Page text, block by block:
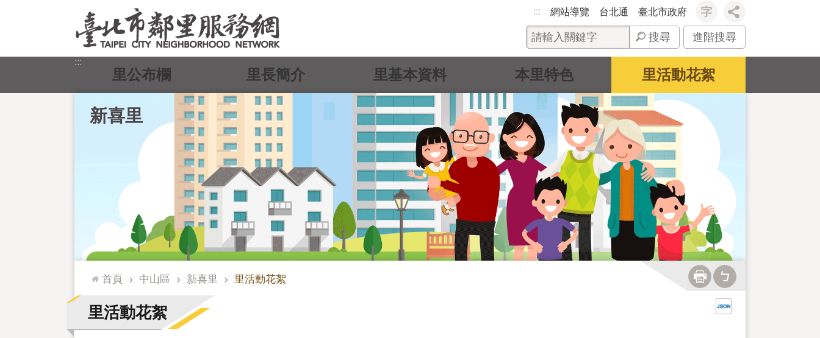
::: 網站導覽 台北通 臺北市政府
搜尋 進階搜尋
:::
新喜里
里公布欄 里長簡介 里基本資料 本里特色 里活動花絮
::: 首頁 中山區 新喜里 里活動花絮
里活動花絮